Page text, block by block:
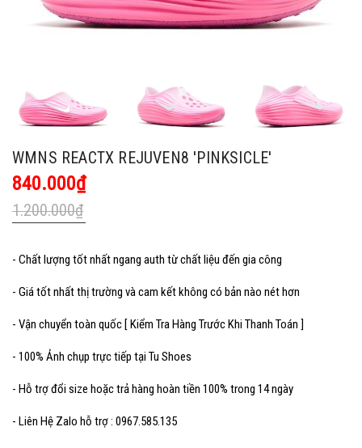
WMNS REACTX REJUVEN8 'PINKSICLE'
840.000₫
1.200.000₫
- Chất lượng tốt nhất ngang auth từ chất liệu đến gia công
- Giá tốt nhất thị trường và cam kết không có bản nào nét hơn
- Vận chuyển toàn quốc [ Kiểm Tra Hàng Trước Khi Thanh Toán ]
- 100% Ảnh chụp trực tiếp tại Tu Shoes
- Hỗ trợ đổi size hoặc trả hàng hoàn tiền 100% trong 14 ngày
- Liên Hệ Zalo hỗ trợ : 0967.585.135